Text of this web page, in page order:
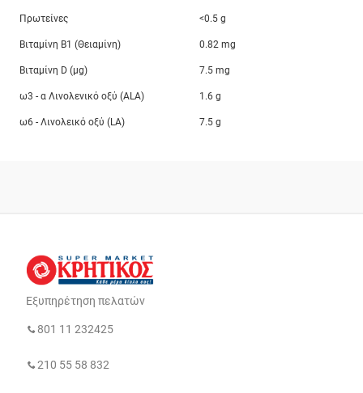
Πρωτείνες <0.5 g
Βιταμίνη B1 (Θειαμίνη) 0.82 mg
Βιταμίνη D (μg) 7.5 mg
ω3 - α Λινολενικό οξύ (ALA) 1.6 g
ω6 - Λινολεικό οξύ (LA) 7.5 g
Εξυπηρέτηση πελατών
801 11 232425
210 55 58 832